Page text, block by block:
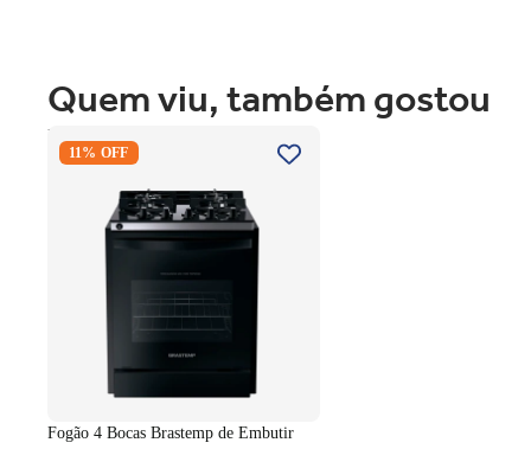
Quem viu, também gostou
Fogão 4 Bocas Brastemp de
Embutir BYO4XAE Mesa Vidro
Chama Preto Bivolt
11% OFF
Fogão 4 Bocas Brastemp de Embutir